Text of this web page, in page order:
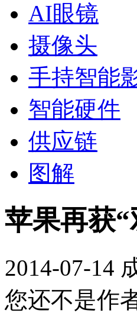
AI眼镜
摄像头
手持智能
智能硬件
供应链
图解
苹果再获
2014-07-14
您还不是作